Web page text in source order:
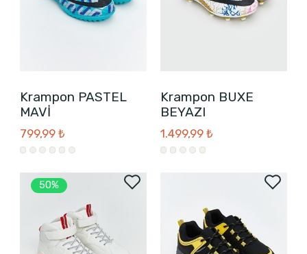
Krampon PASTEL
MAVİ
799,99 ₺
Krampon BUXE
BEYAZI
1.499,99 ₺
50%